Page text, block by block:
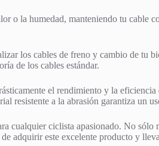
o la humedad, manteniendo tu
los cables de freno y cambio de
de los cables estándar.
el rendimiento y la
resistente a la abrasión garantiza un
ciclista apasionado. No
adquirir este excelente producto y